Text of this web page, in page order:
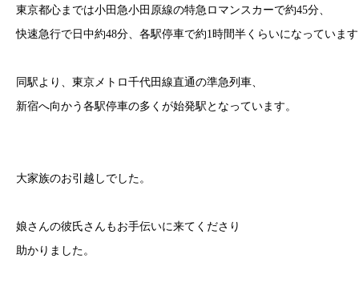
東京都心までは小田急小田原線の特急ロマンスカーで約45分、
快速急行で日中約48分、各駅停車で約1時間半くらいになっていま
同駅より、東京メトロ千代田線直通の準急列車、
新宿へ向かう各駅停車の多くが始発駅となっています。
大家族のお引越しでした。
娘さんの彼氏さんもお手伝いに来てくださり
助かりました。